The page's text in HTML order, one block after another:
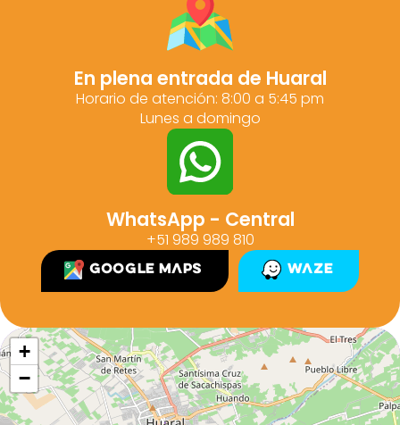
+
−
En plena entrada de Huaral
Horario de atención: 8:00 a 5:45 pm
Lunes a domingo
WhatsApp - Central
+51 989 989 810
Google Maps Waze